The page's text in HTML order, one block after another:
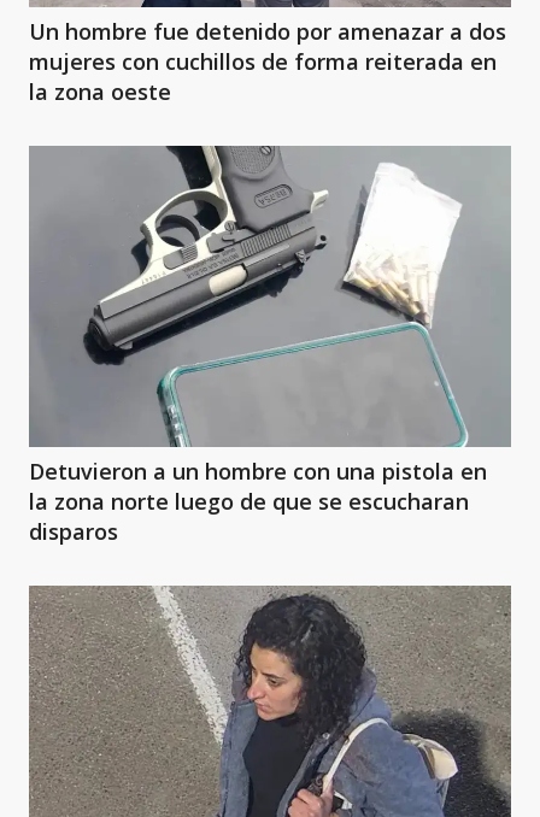
Un hombre fue detenido por amenazar a dos
mujeres con cuchillos de forma reiterada en
la zona oeste
Detuvieron a un hombre con una pistola en
la zona norte luego de que se escucharan
disparos